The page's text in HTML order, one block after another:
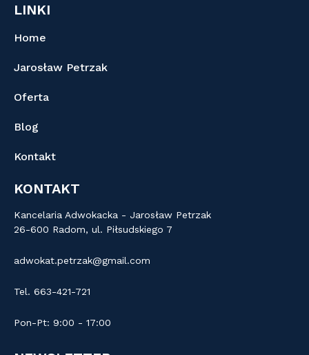
KONTAKT
Kancelaria Adwokacka - Jarosław Petrzak
26-600 Radom, ul. Piłsudskiego 7
adwokat.petrzak@gmail.com
Tel. 663-421-721
Pon-Pt: 9:00 - 17:00
LINKI
Home
Jarosław Petrzak
Oferta
Blog
Kontakt